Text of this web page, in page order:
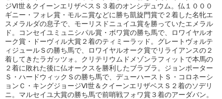
ジⅥ世＆クイーンエリザベスＳ３着のオンシデュウム。仏１０００
ギニー・フォレ賞・モルニ賞などに勝ち凱旋門賞で２着した名牝エ
スメラルダの息子で、モーリスドニュイユ賞を勝っていたエメラル
ド。コンセイユミュニシパル賞・ボワ賞の勝ち馬で、ロワイヤルオ
ーク賞・ドーヴィル大賞２着のティミーラッド。グレートヴォルテ
ィジュールＳの勝ち馬で、ロワイヤルオーク賞でリライアンスの２
着してきたラガッツォ。クリテリウムドメゾンラフィットで本馬の
２着に敗れた後に仏オークスを勝利したブラブラ。ジョンポーター
Ｓ・ハードウィックＳの勝ち馬で、デューハーストＳ・コロネーシ
ョンＣ・キングジョージⅥ世＆クイーンエリザベスＳ２着のソデリ
ニ。マルセイユ大賞の勝ち馬で前哨戦フォワ賞３着のアーダバン。